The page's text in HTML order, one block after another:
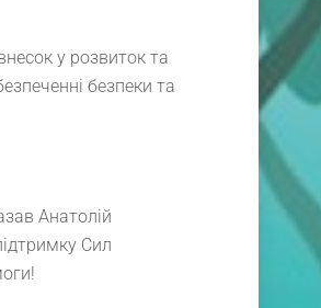
у розвиток та
безпеки та
Анатолій
Сил